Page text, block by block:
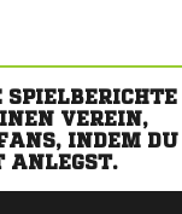
SPIELBERICHTE
VEREIN,
INDEM DU
ANLEGST.